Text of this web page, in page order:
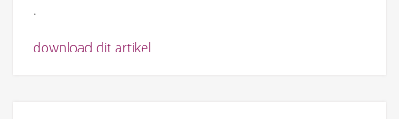
.
download dit artikel